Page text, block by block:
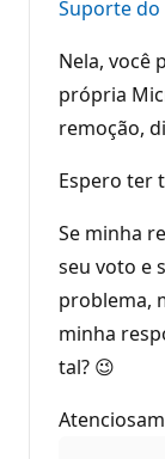
Suporte
Nela, você
própria
remoção,
Espero ter
Se minha
seu voto e
problema,
minha
tal? 😉